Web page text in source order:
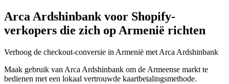
Arca Ardshinbank voor Shopify-
verkopers die zich op Armenië richten
Verhoog de checkout-conversie in Armenië met Arca Ardshinbank
Maak gebruik van Arca Ardshinbank om de Armeense markt te
bedienen met een lokaal vertrouwde kaartbetalingsmethode.